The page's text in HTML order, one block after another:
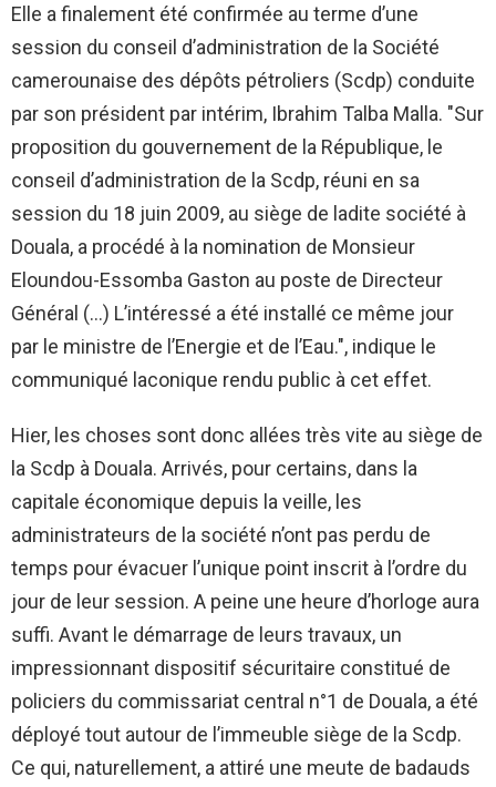
Elle a finalement été confirmée au terme d’une
session du conseil d’administration de la Société
camerounaise des dépôts pétroliers (Scdp) conduite
par son président par intérim, Ibrahim Talba Malla. "Sur
proposition du gouvernement de la République, le
conseil d’administration de la Scdp, réuni en sa
session du 18 juin 2009, au siège de ladite société à
Douala, a procédé à la nomination de Monsieur
Eloundou-Essomba Gaston au poste de Directeur
Général (…) L’intéressé a été installé ce même jour
par le ministre de l’Energie et de l’Eau.", indique le
communiqué laconique rendu public à cet effet.
Hier, les choses sont donc allées très vite au siège de
la Scdp à Douala. Arrivés, pour certains, dans la
capitale économique depuis la veille, les
administrateurs de la société n’ont pas perdu de
temps pour évacuer l’unique point inscrit à l’ordre du
jour de leur session. A peine une heure d’horloge aura
suffi. Avant le démarrage de leurs travaux, un
impressionnant dispositif sécuritaire constitué de
policiers du commissariat central n°1 de Douala, a été
déployé tout autour de l’immeuble siège de la Scdp.
Ce qui, naturellement, a attiré une meute de badauds